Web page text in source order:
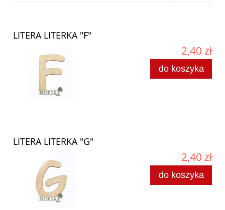
LITERA LITERKA "F"
2,40 zł
do koszyka
LITERA LITERKA "G"
2,40 zł
do koszyka